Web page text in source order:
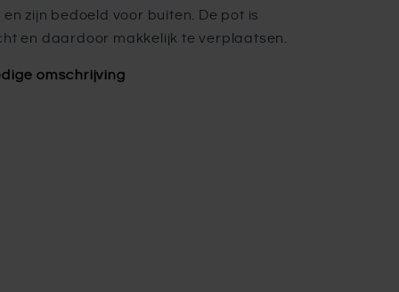
zijn bedoeld voor buiten. De pot is
en daardoor makkelijk te verplaatsen.
omschrijving